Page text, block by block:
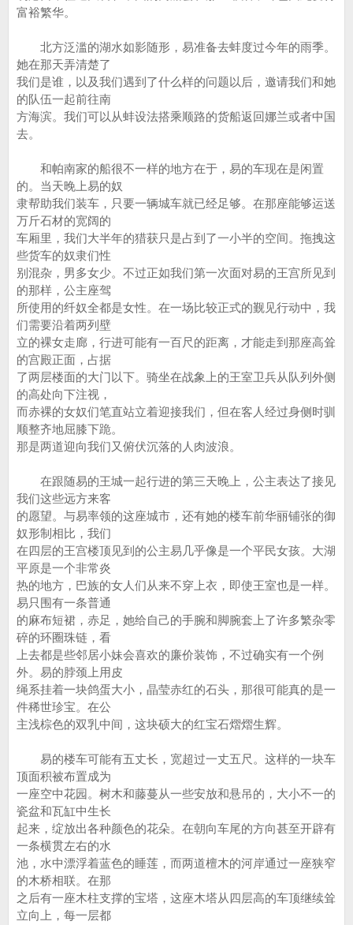
富裕繁华。
北方泛滥的湖水如影随形，易准备去蚌度过今年的雨季。
她在那天弄清楚了
我们是谁，以及我们遇到了什么样的问题以后，邀请我们和她
的队伍一起前往南
方海滨。我们可以从蚌设法搭乘顺路的货船返回娜兰或者中国
去。
和帕南家的船很不一样的地方在于，易的车现在是闲置
的。当天晚上易的奴
隶帮助我们装车，只要一辆城车就已经足够。在那座能够运送
万斤石材的宽阔的
车厢里，我们大半年的猎获只是占到了一小半的空间。拖拽这
些货车的奴隶们性
别混杂，男多女少。不过正如我们第一次面对易的王宫所见到
的那样，公主座驾
所使用的纤奴全都是女性。在一场比较正式的觐见行动中，我
们需要沿着两列壁
立的裸女走廊，行进可能有一百尺的距离，才能走到那座高耸
的宫殿正面，占据
了两层楼面的大门以下。骑坐在战象上的王室卫兵从队列外侧
的高处向下注视，
而赤裸的女奴们笔直站立着迎接我们，但在客人经过身侧时驯
顺整齐地屈膝下跪。
那是两道迎向我们又俯伏沉落的人肉波浪。
在跟随易的王城一起行进的第三天晚上，公主表达了接见
我们这些远方来客
的愿望。与易率领的这座城市，还有她的楼车前华丽铺张的御
奴形制相比，我们
在四层的王宫楼顶见到的公主易几乎像是一个平民女孩。大湖
平原是一个非常炎
热的地方，巴族的女人们从来不穿上衣，即使王室也是一样。
易只围有一条普通
的麻布短裙，赤足，她给自己的手腕和脚腕套上了许多繁杂零
碎的环圈珠链，看
上去都是些邻居小妹会喜欢的廉价装饰，不过确实有一个例
外。易的脖颈上用皮
绳系挂着一块鸽蛋大小，晶莹赤红的石头，那很可能真的是一
件稀世珍宝。在公
主浅棕色的双乳中间，这块硕大的红宝石熠熠生辉。
易的楼车可能有五丈长，宽超过一丈五尺。这样的一块车
顶面积被布置成为
一座空中花园。树木和藤蔓从一些安放和悬吊的，大小不一的
瓷盆和瓦缸中生长
起来，绽放出各种颜色的花朵。在朝向车尾的方向甚至开辟有
一条横贯左右的水
池，水中漂浮着蓝色的睡莲，而两道檀木的河岸通过一座狭窄
的木桥相联。在那
之后有一座木柱支撑的宝塔，这座木塔从四层高的车顶继续耸
立向上，每一层都